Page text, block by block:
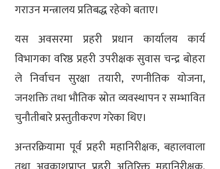
गराउन मन्त्रालय प्रतिबद्ध रहेको बताए।
यस अवसरमा प्रहरी प्रधान कार्यालय कार्य
विभागका वरिष्ठ प्रहरी उपरीक्षक सुवास चन्द्र बोहरा
ले निर्वाचन सुरक्षा तयारी, रणनीतिक योजना,
जनशक्ति तथा भौतिक स्रोत व्यवस्थापन र सम्भावित
चुनौतीबारे प्रस्तुतीकरण गरेका थिए।
अन्तरक्रियामा पूर्व प्रहरी महानिरीक्षक, बहालवाला